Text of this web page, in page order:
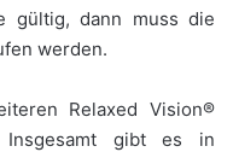
gültig, dann muss die
werden.
Relaxed Vision®
Insgesamt gibt es in